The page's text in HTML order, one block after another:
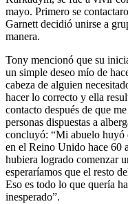
mayo. Primero se
Garnett decidió unirse a
manera.
Tony mencionó que su
un simple deseo mío de
cabeza de alguien
hacer lo correcto y ella
contacto después de que
personas dispuestas a
concluyó: “Mi abuelo huyó
en el Reino Unido hace 60
hubiera logrado comenzar
esperaríamos que el resto
Eso es todo lo que quería
inesperado”.